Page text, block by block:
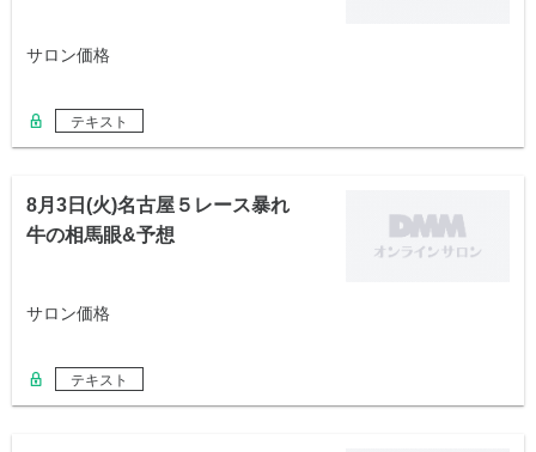
サロン価格
テキスト
8月3日(火)名古屋５レース暴れ
牛の相馬眼&予想
サロン価格
テキスト